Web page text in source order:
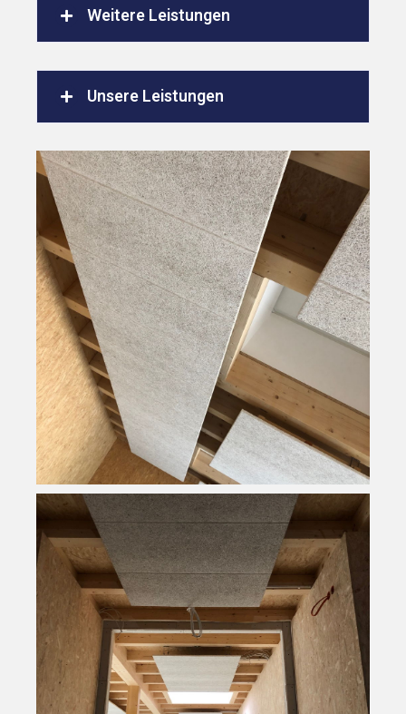
Weitere Leistungen
Unsere Leistungen